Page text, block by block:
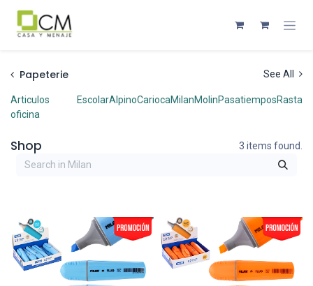
Papeterie See All
Articulos
oficina
EscolarAlpinoCariocaMilanMolinPasatiemposRasta
Shop 3 items found.